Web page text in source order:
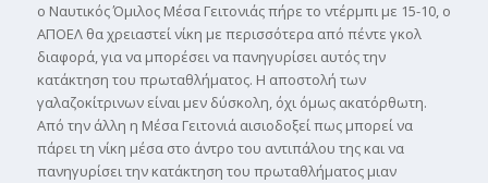
ο Ναυτικός Όμιλος Μέσα Γειτονιάς πήρε το ντέρμπι με 15-10, ο
ΑΠΟΕΛ θα χρειαστεί νίκη με περισσότερα από πέντε γκολ
διαφορά, για να μπορέσει να πανηγυρίσει αυτός την
κατάκτηση του πρωταθλήματος. Η αποστολή των
γαλαζοκίτρινων είναι μεν δύσκολη, όχι όμως ακατόρθωτη.
Από την άλλη η Μέσα Γειτονιά αισιοδοξεί πως μπορεί να
πάρει τη νίκη μέσα στο άντρο του αντιπάλου της και να
πανηγυρίσει την κατάκτηση του πρωταθλήματος μιαν